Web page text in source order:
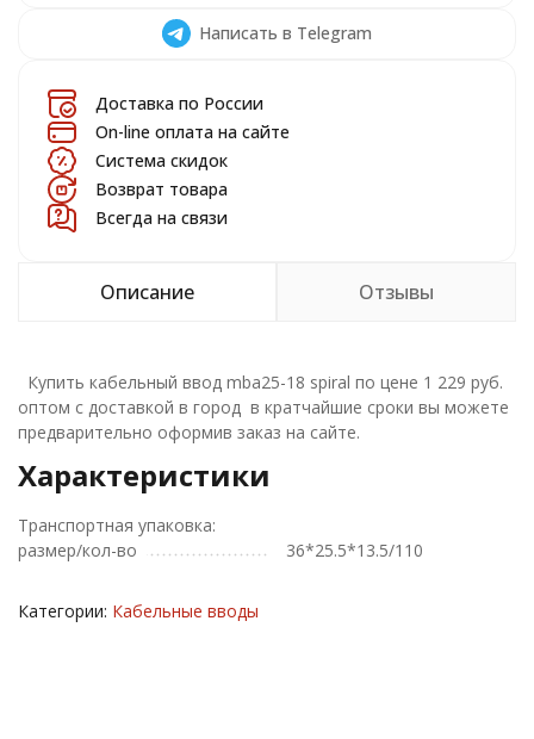
Написать в Telegram
Доставка по России
On-line оплата на сайте
Система скидок
Возврат товара
Всегда на связи
Описание Отзывы
Купить кабельный ввод mba25-18 spiral по цене 1 229 руб.
оптом с доставкой в город в кратчайшие сроки вы можете
предварительно оформив заказ на сайте.
Характеристики
Транспортная упаковка:
размер/кол-во
36*25.5*13.5/110
Категории: Кабельные вводы